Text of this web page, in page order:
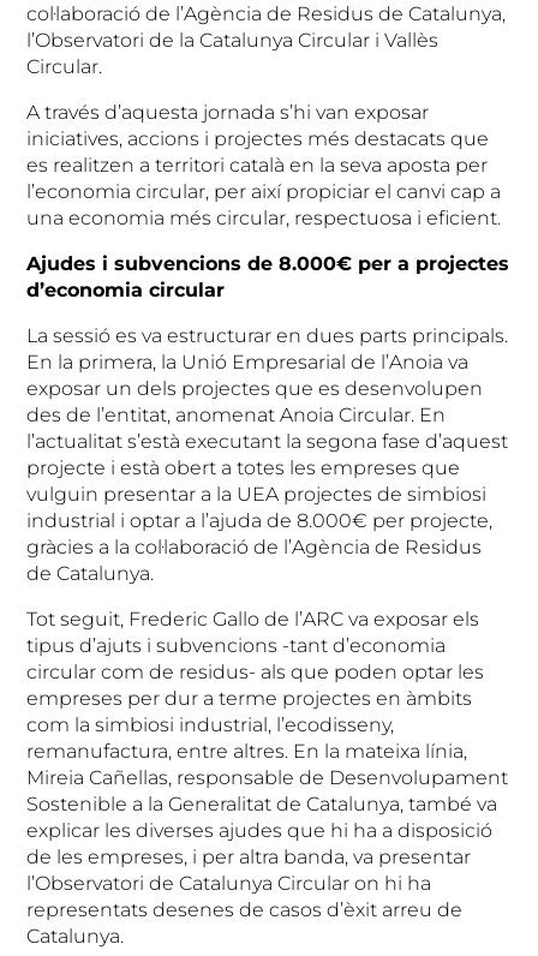
col·laboració de l’Agència de Residus de Catalunya,
l’Observatori de la Catalunya Circular i Vallès
Circular.
A través d’aquesta jornada s’hi van exposar
iniciatives, accions i projectes més destacats que
es realitzen a territori català en la seva aposta per
l’economia circular, per així propiciar el canvi cap a
una economia més circular, respectuosa i eficient.
Ajudes i subvencions de 8.000€ per a projectes
d’economia circular
La sessió es va estructurar en dues parts principals.
En la primera, la Unió Empresarial de l’Anoia va
exposar un dels projectes que es desenvolupen
des de l’entitat, anomenat Anoia Circular. En
l’actualitat s’està executant la segona fase d’aquest
projecte i està obert a totes les empreses que
vulguin presentar a la UEA projectes de simbiosi
industrial i optar a l’ajuda de 8.000€ per projecte,
gràcies a la col·laboració de l’Agència de Residus
de Catalunya.
Tot seguit, Frederic Gallo de l’ARC va exposar els
tipus d’ajuts i subvencions -tant d’economia
circular com de residus- als que poden optar les
empreses per dur a terme projectes en àmbits
com la simbiosi industrial, l’ecodisseny,
remanufactura, entre altres. En la mateixa línia,
Mireia Cañellas, responsable de Desenvolupament
Sostenible a la Generalitat de Catalunya, també va
explicar les diverses ajudes que hi ha a disposició
de les empreses, i per altra banda, va presentar
l’Observatori de Catalunya Circular on hi ha
representats desenes de casos d’èxit arreu de
Catalunya.